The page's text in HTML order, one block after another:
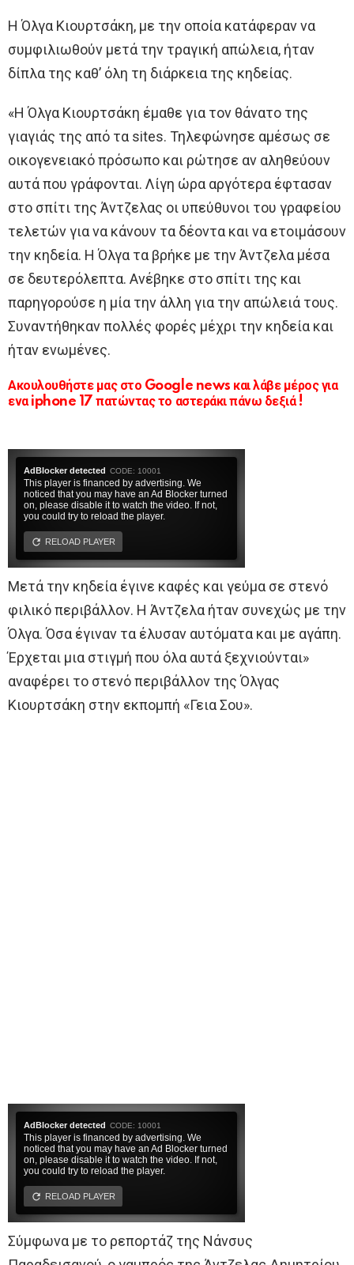
Η Όλγα Κιουρτσάκη, με την οποία κατάφεραν να
συμφιλιωθούν μετά την τραγική απώλεια, ήταν
δίπλα της καθ’ όλη τη διάρκεια της κηδείας.
«Η Όλγα Κιουρτσάκη έμαθε για τον θάνατο της
γιαγιάς της από τα sites. Τηλεφώνησε αμέσως σε
οικογενειακό πρόσωπο και ρώτησε αν αληθεύουν
αυτά που γράφονται. Λίγη ώρα αργότερα έφτασαν
στο σπίτι της Άντζελας οι υπεύθυνοι του γραφείου
τελετών για να κάνουν τα δέοντα και να ετοιμάσουν
την κηδεία. Η Όλγα τα βρήκε με την Άντζελα μέσα
σε δευτερόλεπτα. Ανέβηκε στο σπίτι της και
παρηγορούσε η μία την άλλη για την απώλειά τους.
Συναντήθηκαν πολλές φορές μέχρι την κηδεία και
ήταν ενωμένες.
Ακουλουθήστε μας στο Google news και λάβε μέρος για
ενα iphone 17 πατώντας το αστεράκι πάνω δεξιά !
Μετά την κηδεία έγινε καφές και γεύμα σε στενό
φιλικό περιβάλλον. Η Άντζελα ήταν συνεχώς με την
Όλγα. Όσα έγιναν τα έλυσαν αυτόματα και με αγάπη.
Έρχεται μια στιγμή που όλα αυτά ξεχνιούνται»
αναφέρει το στενό περιβάλλον της Όλγας
Κιουρτσάκη στην εκπομπή «Γεια Σου».
Σύμφωνα με το ρεπορτάζ της Νάνσυς